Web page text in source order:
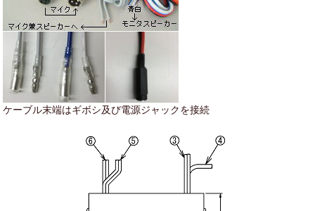
ケーブル末端はギボシ及び電源ジャックを接続